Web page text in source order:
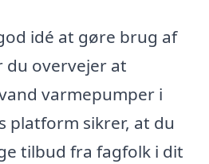
idé at gøre brug af
du overvejer at
varmepumper i
platform sikrer, at du
tilbud fra fagfolk i dit